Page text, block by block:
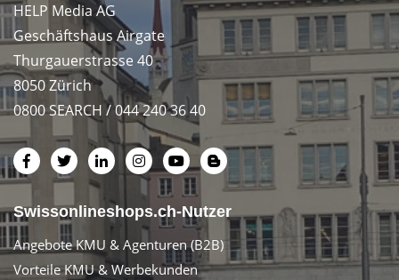
HELP Media AG
Geschäftshaus Airgate
Thurgauerstrasse 40
8050 Zürich
0800 SEARCH / 044 240 36 40
Swissonlineshops.ch-Nutzer
Angebote KMU & Agenturen (B2B)
Vorteile KMU & Werbekunden